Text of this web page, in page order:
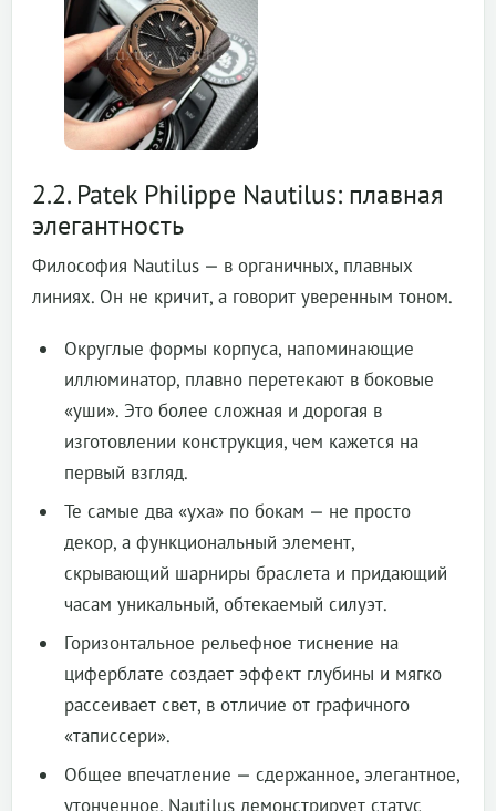
2.2. Patek Philippe Nautilus: плавная
элегантность
Философия Nautilus — в органичных, плавных
линиях. Он не кричит, а говорит уверенным тоном.
Округлые формы корпуса, напоминающие
иллюминатор, плавно перетекают в боковые
«уши». Это более сложная и дорогая в
изготовлении конструкция, чем кажется на
первый взгляд.
Те самые два «уха» по бокам — не просто
декор, а функциональный элемент,
скрывающий шарниры браслета и придающий
часам уникальный, обтекаемый силуэт.
Горизонтальное рельефное тиснение на
циферблате создает эффект глубины и мягко
рассеивает свет, в отличие от графичного
«таписсери».
Общее впечатление — сдержанное, элегантное,
утонченное. Nautilus демонстрирует статус